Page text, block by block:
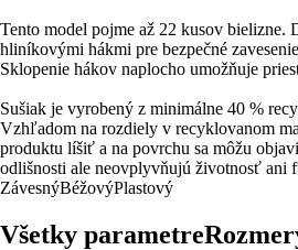
Tento model pojme až 22 kusov bielizne.
hliníkovými hákmi pre bezpečné
Sklopenie hákov naplocho umožňuje
Sušiak je vyrobený z minimálne 40 %
Vzhľadom na rozdiely v recyklovanom
produktu líšiť a na povrchu sa môžu
odlišnosti ale neovplyvňujú životnosť ani
ZávesnýBéžovýPlastový
Všetky parametre